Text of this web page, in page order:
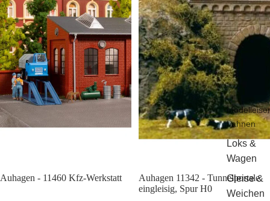
bahnen
Loks &
Wagen
Gleise &
Weichen
Sale
Auhagen - 11460 Kfz-Werkstatt
Auhagen 11342 - Tunnelportale
eingleisig, Spur H0